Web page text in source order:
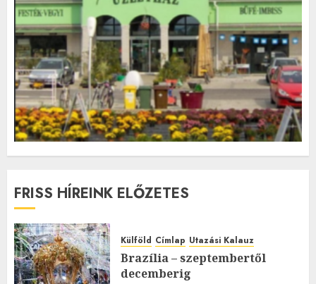
FRISS HÍREINK ELŐZETES
Külföld Címlap Utazási Kalauz
Brazília – szeptembertől
decemberig